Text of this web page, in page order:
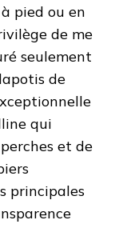
pied ou en
de me
seulement
de
qui
et de
principales